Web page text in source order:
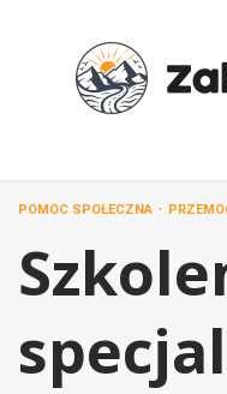
POMOC SPOŁECZNA